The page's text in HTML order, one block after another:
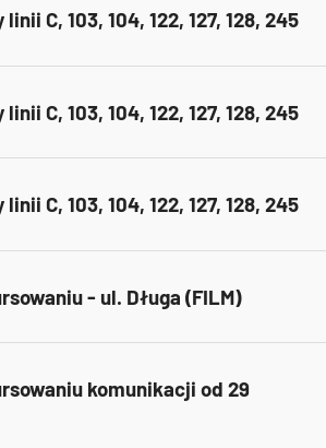
C, 103, 104, 122, 127, 128, 245
C, 103, 104, 122, 127, 128, 245
C, 103, 104, 122, 127, 128, 245
- ul. Długa (FILM)
komunikacji od 29